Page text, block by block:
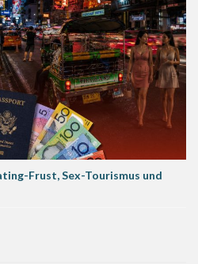
Frust, Sex-Tourismus und